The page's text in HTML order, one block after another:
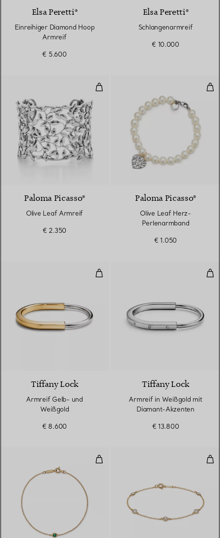
Elsa Peretti®
Einreihiger Diamond Hoop
Armreif
€ 5.600
Elsa Peretti®
Schlangenarmreif
€ 10.000
Olive Leaf Armreif
Paloma Picasso®
Olive Leaf Armreif
€ 2.350
Paloma Picasso®
Olive Leaf Herz-
Perlenarmband
€ 1.050
Armreif Gelb- und Weißgold
Tiffany Lock
Armreif Gelb- und
Weißgold
€ 8.600
Tiffany Lock
Armreif in Weißgold mit
Diamant-Akzenten
€ 13.800
Color by the Yard Armband mit